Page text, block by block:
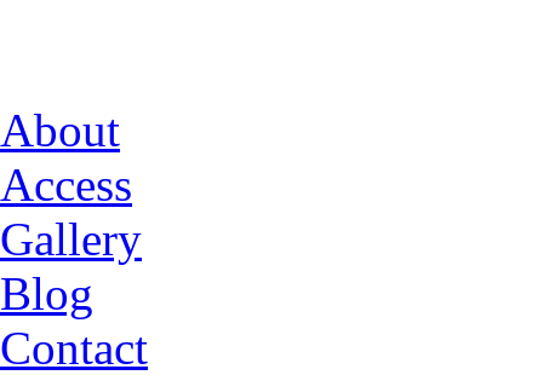
About
Access
Gallery
Blog
Contact